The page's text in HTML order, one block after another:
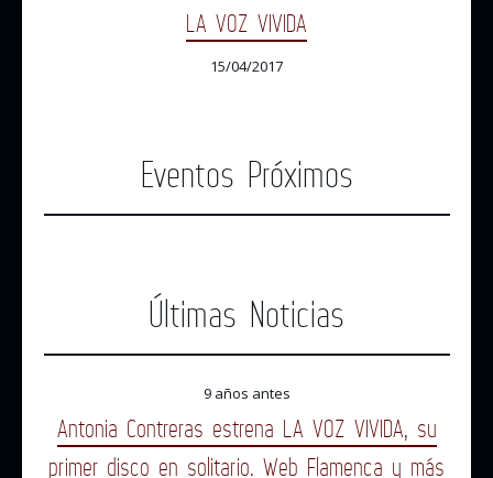
LA VOZ VIVIDA
15/04/2017
Eventos Próximos
Últimas Noticias
9 años antes
Antonia Contreras estrena LA VOZ VIVIDA, su
primer disco en solitario. Web Flamenca y más